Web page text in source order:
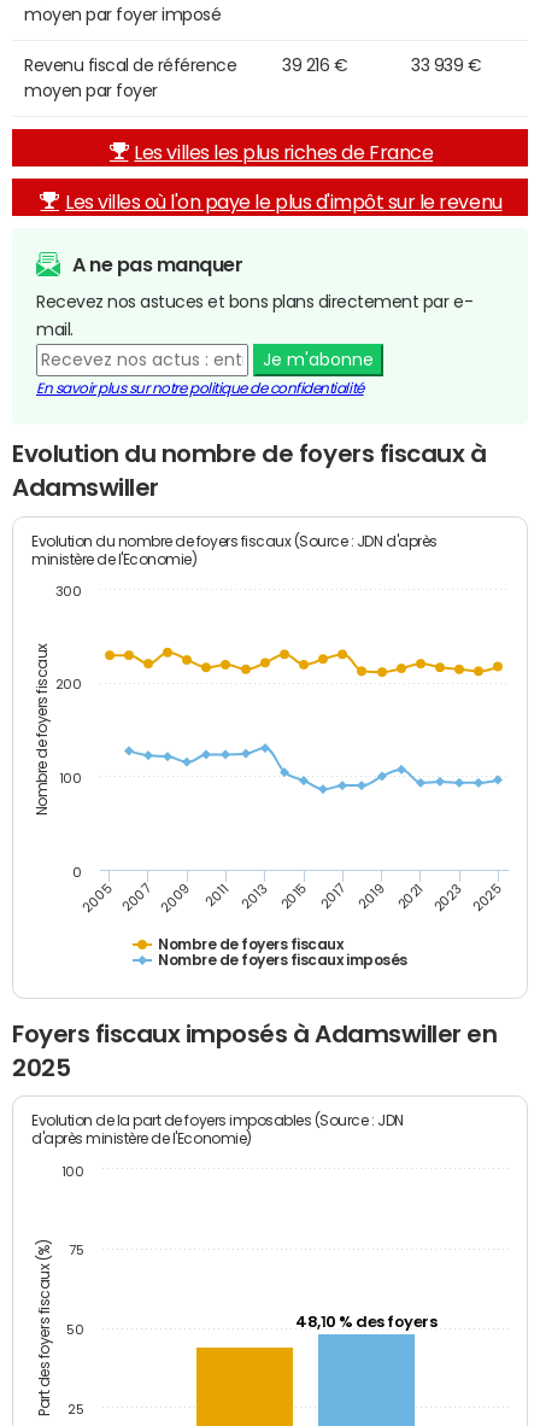
moyen par foyer imposé
Revenu fiscal de référence
moyen par foyer
39 216 € 33 939 €
Les villes les plus riches de France
Les villes où l'on paye le plus d'impôt sur le revenu
A ne pas manquer
Recevez nos astuces et bons plans directement par e-
mail.
Je m'abonne
En savoir plus sur notre politique de confidentialité
Evolution du nombre de foyers fiscaux à
Adamswiller
Nombre de foyers fiscaux
Evolution du nombre de foyers fiscaux (Source : JDN d'après
ministère de l'Economie)
Nombre de foyers fiscaux
Nombre de foyers fiscaux imposés
2005 2007 2009 2011 2013 2015 2017 2019 2021 2023 2025
0
100
200
300
Foyers fiscaux imposés à Adamswiller en
2025
Part des foyers fiscaux (%)
Evolution de la part de foyers imposables (Source : JDN
d'après ministère de l'Economie)
48,10 % des foyers
25
50
75
100